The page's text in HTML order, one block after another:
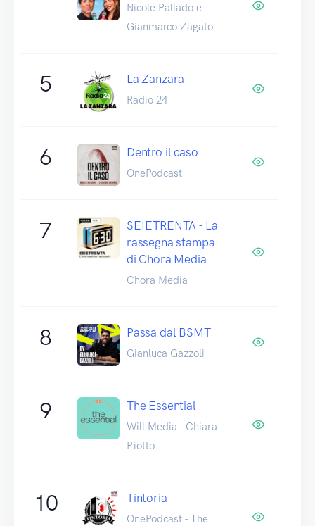
Nicole Pallado e
Gianmarco Zagato
5 La Zanzara
Radio 24
6 Dentro il caso
OnePodcast
7
SEIETRENTA - La
rassegna stampa
di Chora Media
Chora Media
8 Passa dal BSMT
Gianluca Gazzoli
9 The Essential
Will Media - Chiara
Piotto
10 Tintoria
OnePodcast - The